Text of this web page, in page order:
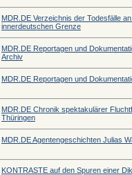
MDR.DE Verzeichnis der Todesfälle
innerdeutschen Grenze
MDR.DE Reportagen und
Archiv
MDR.DE Reportagen und
MDR.DE Chronik spektakulärer
Thüringen
MDR.DE Agentengeschichten Julias
KONTRASTE auf den Spuren einer